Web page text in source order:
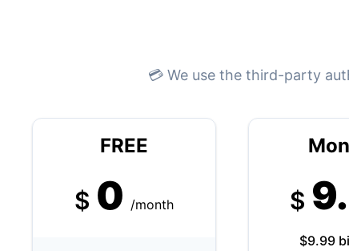
💳 We use the third-party
FREE
$ 0 /month $
$9.99